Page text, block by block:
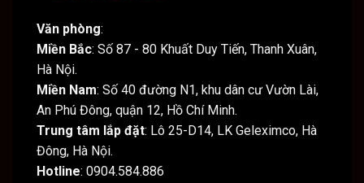
Văn phòng:
Miền Bắc: Số 87 - 80 Khuất Duy Tiến, Thanh Xuân,
Hà Nội.
Miền Nam: Số 40 đường N1, khu dân cư Vườn Lài,
An Phú Đông, quận 12, Hồ Chí Minh.
Trung tâm lắp đặt: Lô 25-D14, LK Geleximco, Hà
Đông, Hà Nội.
Hotline: 0904.584.886